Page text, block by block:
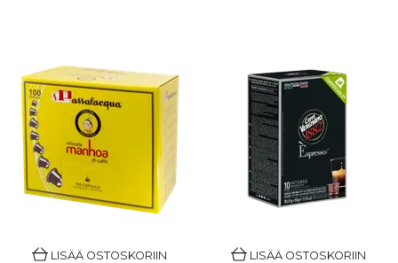
LISÄÄ OSTOSKORIIN LISÄÄ OSTOSKORIIN